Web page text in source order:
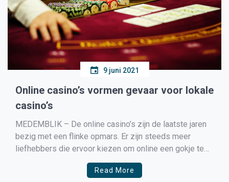
9 juni 2021
Online casino’s vormen gevaar voor lokale
casino’s
MEDEMBLIK – De online casino’s zijn de laatste jaren
bezig met een flinke opmars. Er zijn steeds meer
liefhebbers die ervoor kiezen om online een gokje te
wagen. In oktober 2021 zal online gokken legaal
worden in Nederland, wat desastreuze gevolgen kan
Read More